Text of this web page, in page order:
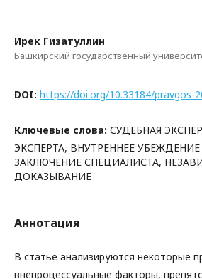
Ирек Гизатуллин
Башкирский государственный
DOI: https://doi.org/10.33184/pravgos-
Ключевые слова: СУДЕБНАЯ
ЭКСПЕРТА, ВНУТРЕННЕЕ
ЗАКЛЮЧЕНИЕ СПЕЦИАЛИСТА,
ДОКАЗЫВАНИЕ
Аннотация
В статье анализируются некоторые
внепроцессуальные факторы,